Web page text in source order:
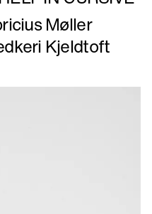
Møller
Kjeldtoft